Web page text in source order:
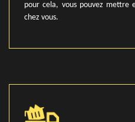
pour cela, vous pouvez mettre
chez vous.